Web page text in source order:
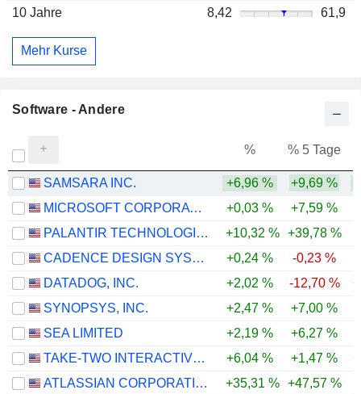
10 Jahre
8,42 61,9
Mehr Kurse
Software - Andere
% % 5 Tage
SAMSARA INC. +6,96 % +9,69 %
MICROSOFT CORPORATION
+0,03 % +7,59 %
PALANTIR TECHNOLOGIES INC.
+10,32 % +39,78 %
CADENCE DESIGN SYSTEMS, INC.
+0,24 % -0,23 %
DATADOG, INC.
+2,02 % -12,70 %
SYNOPSYS, INC.
+2,47 % +7,00 %
SEA LIMITED
+2,19 % +6,27 %
TAKE-TWO INTERACTIVE SOFTWARE, INC.
+6,04 % +1,47 %
ATLASSIAN CORPORATION
+35,31 % +47,57 %